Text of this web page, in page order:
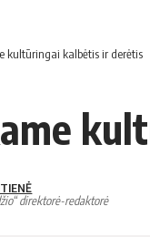
kultūringai kalbėtis ir derėtis
direktorė-redaktorė